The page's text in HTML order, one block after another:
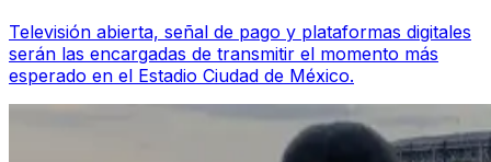
Televisión abierta, señal de pago y plataformas digitales
serán las encargadas de transmitir el momento más
esperado en el Estadio Ciudad de México.